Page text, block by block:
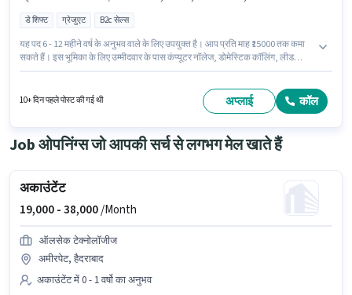
डे शिफ्ट ग्रेजुएट B2c सेल्स
यह पद 6 - 12 महीने वर्ष के अनुभव वाले के लिए उपयुक्त है। आप प्रति माह ₹15000 तक कमा
सकते हैं। इस भूमिका के लिए उम्मीदवार के पास कंप्यूटर नॉलेज, डोमेस्टिक कॉलिंग, लीड
लिए Fixed सैलरी उपलब्ध है। Naresh I Technologies टेलीसेल्स / टेलीमार्केटिंग श्रेणी में
टेली कॉलर पद के लिए सक्रिय रूप से हायर कर रहा है। यह वैकेंसी अमीरपेट, हैदराबाद में है।
10+ दिन पहले पोस्ट की गई थी अप्लाई कॉल
Job ओपनिंग्स जो आपकी सर्च से लगभग मेल खाते हैं
अकाउंटेंट
19,000 -38,000/Month
ऑलसेक टेक्नोलॉजीज
अमीरपेट, हैदराबाद
अकाउंटेंट में 0 - 1 वर्षो का अनुभव